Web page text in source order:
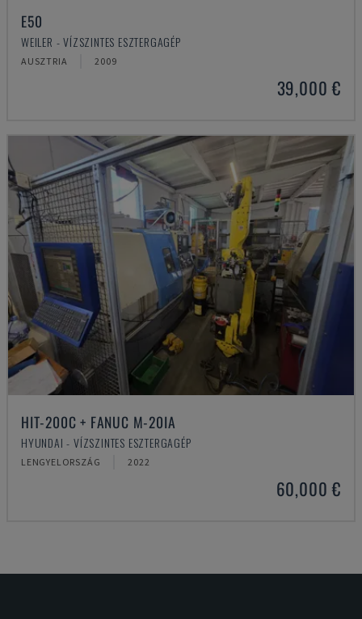
E50
WEILER - VÍZSZINTES ESZTERGAGÉP
AUSZTRIA 2009
39,000 €
HIT-200C + FANUC M-20IA
HYUNDAI - VÍZSZINTES ESZTERGAGÉP
LENGYELORSZÁG 2022
60,000 €